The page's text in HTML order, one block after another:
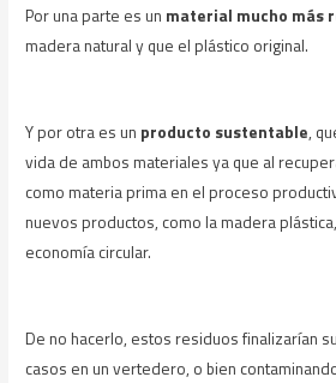
Por una parte es un material mucho más
madera natural y que el plástico original.
Y por otra es un producto sustentable,
vida de ambos materiales ya que al
como materia prima en el proceso
nuevos productos, como la madera
economía circular.
De no hacerlo, estos residuos finalizarían
casos en un vertedero, o bien